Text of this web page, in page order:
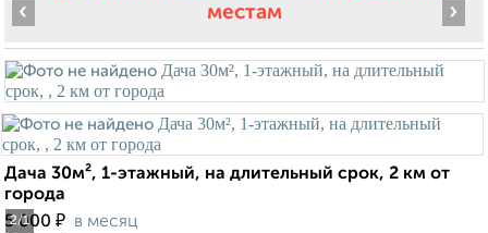
местам
2/1
‹ ›
Дача 30м², 1-этажный, на длительный срок, 2 км от
города
5 000 ₽ в месяц